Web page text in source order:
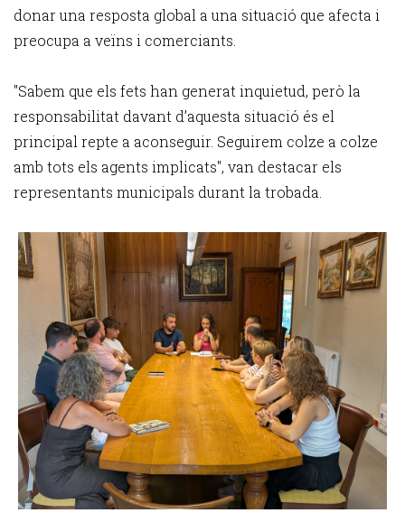
donar una resposta global a una situació que afecta i
preocupa a veïns i comerciants.
"Sabem que els fets han generat inquietud, però la
responsabilitat davant d’aquesta situació és el
principal repte a aconseguir. Seguirem colze a colze
amb tots els agents implicats", van destacar els
representants municipals durant la trobada.